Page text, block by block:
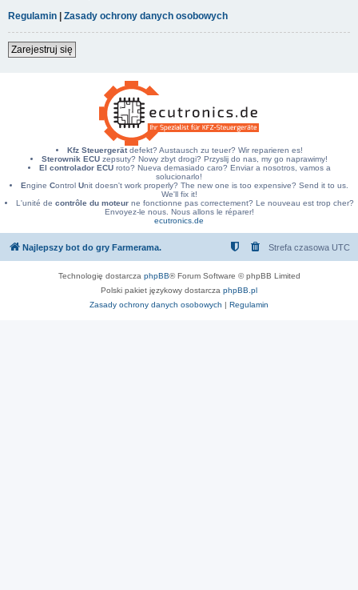
Regulamin | Zasady ochrony danych osobowych
Zarejestruj się
Kfz Steuergerätdefekt? Austausch zu teuer? Wir reparieren es!
Sterownik ECU zepsuty? Nowy zbyt drogi? Przyslij do nas, my go naprawimy!
El controlador ECUroto? Nueva demasiado caro? Enviar a nosotros, vamos a
solucionarlo!
Engine Control Unit doesn't work properly? The new one is too expensive? Send it to us.
We'll fix it!
L'unité de contrôle du moteurne fonctionne pas correctement? Le nouveau est trop cher?
Envoyez-le nous. Nous allons le réparer!
ecutronics.de
Najlepszy bot do gry Farmerama. Strefa czasowa UTC
Technologię dostarcza phpBB® Forum Software © phpBB Limited
Polski pakiet językowy dostarcza phpBB.pl
Zasady ochrony danych osobowych | Regulamin